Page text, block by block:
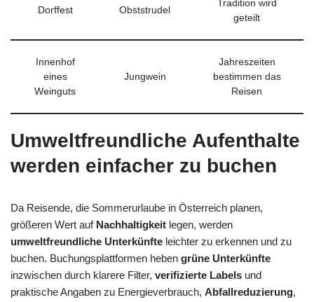
Dorffest Obststrudel
Tradition wird
geteilt
Innenhof
eines
Weinguts
Jungwein
Jahreszeiten
bestimmen das
Reisen
Umweltfreundliche Aufenthalte
werden einfacher zu buchen
Da Reisende, die Sommerurlaube in Österreich planen,
größeren Wert auf Nachhaltigkeit legen, werden
umweltfreundliche Unterkünfte leichter zu erkennen und zu
buchen. Buchungsplattformen heben grüne Unterkünfte
inzwischen durch klarere Filter, verifizierte Labels und
praktische Angaben zu Energieverbrauch, Abfallreduzierung,